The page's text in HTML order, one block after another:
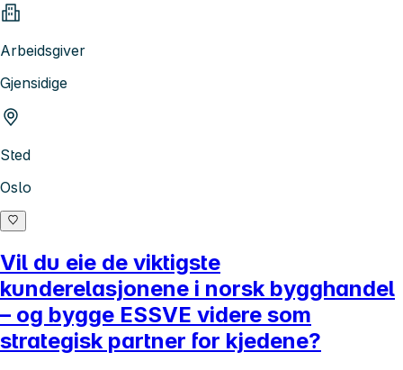
Arbeidsgiver
Gjensidige
Sted
Oslo
Vil du eie de viktigste
kunderelasjonene i norsk bygghandel
– og bygge ESSVE videre som
strategisk partner for kjedene?